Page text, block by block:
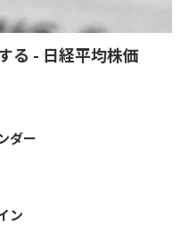
る - 日経平均株価
ダー
ン